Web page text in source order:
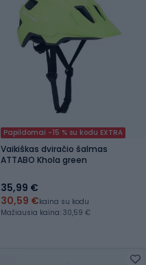
Papildomai -15 % su kodu EXTRA
Vaikiškas dviračio šalmas
ATTABO Khola green
35,99 €
30,59 €kaina su kodu
Mažiausia kaina: 30,59 €